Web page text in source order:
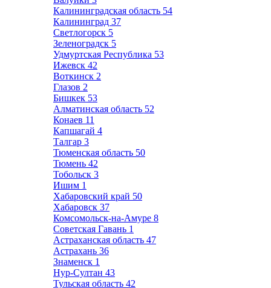
Калининградская область 54
Калининград 37
Светлогорск 5
Зеленоградск 5
Удмуртская Республика 53
Ижевск 42
Воткинск 2
Глазов 2
Бишкек 53
Алматинская область 52
Конаев 11
Капшагай 4
Талгар 3
Тюменская область 50
Тюмень 42
Тобольск 3
Ишим 1
Хабаровский край 50
Хабаровск 37
Комсомольск-на-Амуре 8
Советская Гавань 1
Астраханская область 47
Астрахань 36
Знаменск 1
Нур-Султан 43
Тульская область 42